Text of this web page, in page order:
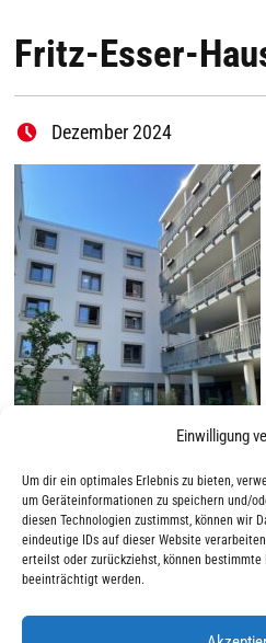
Einwilligung
Um dir ein optimales Erlebnis zu bieten,
um Geräteinformationen zu speichern und/
diesen Technologien zustimmst, können wir
eindeutige IDs auf dieser Website
erteilst oder zurückziehst, können bestimmte
beeinträchtigt werden.
Fritz-Esser-
Dezember 2024